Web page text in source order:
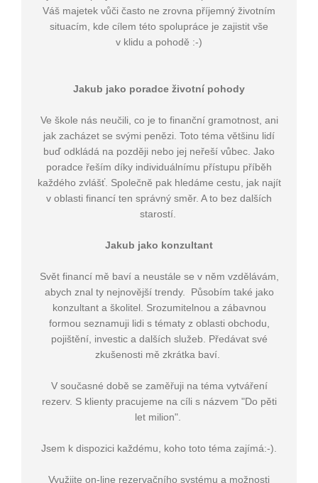
Váš majetek vůči často ne zrovna příjemný životním
situacím, kde cílem této spolupráce je zajistit vše
v klidu a pohodě :-)
Jakub jako poradce životní pohody
Ve škole nás neučili, co je to finanční gramotnost, ani
jak zacházet se svými penězi. Toto téma většinu lidí
buď odkládá na později nebo jej neřeší vůbec. Jako
poradce řeším díky individuálnímu přístupu příběh
každého zvlášť. Společně pak hledáme cestu, jak najít
v oblasti financí ten správný směr. A to bez dalších
starostí.
Jakub jako konzultant
Svět financí mě baví a neustále se v něm vzdělávám,
abych znal ty nejnovější trendy. Působím také jako
konzultant a školitel. Srozumitelnou a zábavnou
formou seznamuji lidi s tématy z oblasti obchodu,
pojištění, investic a dalších služeb. Předávat své
zkušenosti mě zkrátka baví.
V současné době se zaměřuji na téma vytváření
rezerv. S klienty pracujeme na cíli s názvem "Do pěti
let milion".
Jsem k dispozici každému, koho toto téma zajímá:-).
Využijte on-line rezervačního systému a možnosti